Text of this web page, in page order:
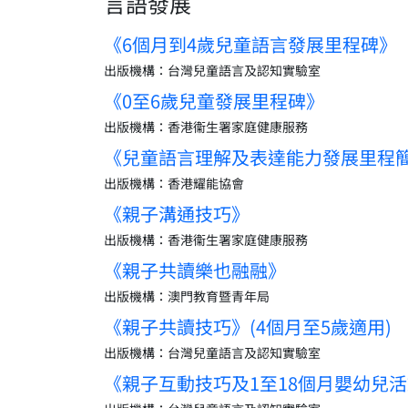
《6個月到4歲兒童語言發展里程碑》
出版機構：台灣兒童語言及認知實驗室
《0至6歲兒童發展里程碑》
出版機構：香港衞生署家庭健康服務
《兒童語言理解及表達能力發展里程
出版機構：香港耀能協會
《親子溝通技巧》
出版機構：香港衞生署家庭健康服務
《親子共讀樂也融融》
出版機構：澳門教育暨青年局
《親子共讀技巧》(4個月至5歲適用)
出版機構：台灣兒童語言及認知實驗室
《親子互動技巧及1至18個月嬰幼兒活